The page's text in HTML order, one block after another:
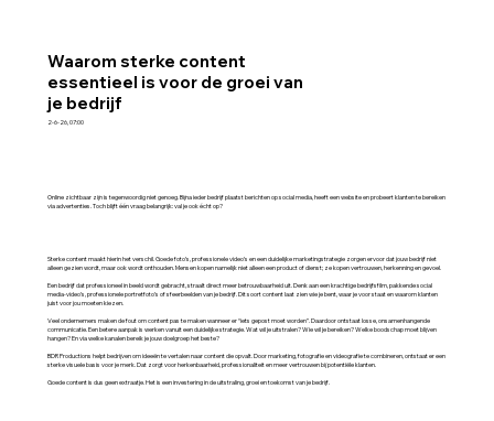
Waarom sterke content
essentieel is voor de groei van
je bedrijf
2-6-26, 07:00
Online zichtbaar zijn is tegenwoordig niet genoeg. Bijna ieder bedrijf plaatst berichten op social media, heeft een website en probeert klanten te bereiken
via advertenties. Toch blijft één vraag belangrijk: val je ook écht op?
Sterke content maakt hierin het verschil. Goede foto’s, professionele video’s en een duidelijke marketingstrategie zorgen ervoor dat jouw bedrijf niet
alleen gezien wordt, maar ook wordt onthouden. Mensen kopen namelijk niet alleen een product of dienst; ze kopen vertrouwen, herkenning en gevoel.
Een bedrijf dat professioneel in beeld wordt gebracht, straalt direct meer betrouwbaarheid uit. Denk aan een krachtige bedrijfsfilm, pakkende social
media-video’s, professionele portretfoto’s of sfeerbeelden van je bedrijf. Dit soort content laat zien wie je bent, waar je voor staat en waarom klanten
juist voor jou moeten kiezen.
Veel ondernemers maken de fout om content pas te maken wanneer er “iets gepost moet worden”. Daardoor ontstaat losse, onsamenhangende
communicatie. Een betere aanpak is werken vanuit een duidelijke strategie. Wat wil je uitstralen? Wie wil je bereiken? Welke boodschap moet blijven
hangen? En via welke kanalen bereik je jouw doelgroep het beste?
BDR Productions helpt bedrijven om ideeën te vertalen naar content die opvalt. Door marketing, fotografie en videografie te combineren, ontstaat er een
sterke visuele basis voor je merk. Dat zorgt voor herkenbaarheid, professionaliteit en meer vertrouwen bij potentiële klanten.
Goede content is dus geen extraatje. Het is een investering in de uitstraling, groei en toekomst van je bedrijf.